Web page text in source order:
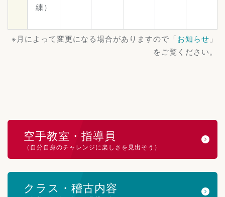
練）
※月によって変更になる場合がありますので「お知らせ 」
をご覧ください。
空手教室・指導員
（自分自身のチャレンジに楽しさを見出そう）
クラス・稽古内容